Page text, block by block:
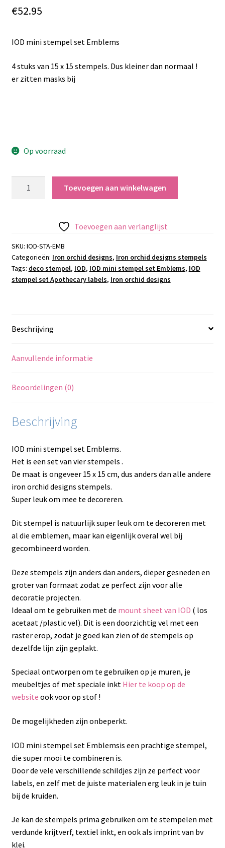
€52.95
IOD mini stempel set Emblems
4 stuks van 15 x 15 stempels. Dus kleiner dan normaal !
er zitten masks bij
Op voorraad
aantal
Toevoegen aan winkelwagen
Toevoegen aan verlanglijst
SKU: IOD-STA-EMB
Categorieën: Iron orchid designs, Iron orchid designs stempels
Tags: deco stempel, IOD, IOD mini stempel set Emblems, IOD
stempel set Apothecary labels, Iron orchid designs
Beschrijving
Aanvullende informatie
Beoordelingen (0)
Beschrijving
IOD mini stempel set Emblems.
Het is een set van vier stempels .
De maat is ongeveer 15 x 15 cm, dus anders dan alle andere
iron orchid designs stempels.
Super leuk om mee te decoreren.
Dit stempel is natuurlijk super leuk om te decoreren met
al die emblemen, maar kan eigenlijk overal wel bij
gecombineerd worden.
Deze stempels zijn anders dan anders, dieper gesneden en
groter van formaat zodat ze perfect zijn voor alle
decoratie projecten.
Ideaal om te gebruiken met de mount sheet van IOD ( los
acetaat /plastic vel). Dit is een doorzichtig vel met een
raster erop, zodat je goed kan zien of de stempels op
dezelfde lijn zijn geplakt.
Speciaal ontworpen om te gebruiken op je muren, je
meubeltjes of met speciale inkt Hier te koop op de
website ook voor op stof !
De mogelijkheden zijn onbeperkt.
IOD mini stempel set Emblemsis een prachtige stempel,
die super mooi te combineren is.
Door de vele verschillende schildjes zijn ze perfect voor
labels, en zelf met de juiste materialen erg leuk in je tuin
bij de kruiden.
Je kan de stempels prima gebruiken om te stempelen met
verdunde krijtverf, textiel inkt, en ook als imprint van bv
klei.